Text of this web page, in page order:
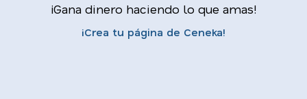
¡Gana dinero haciendo lo que amas!
¡Crea tu página de Ceneka!